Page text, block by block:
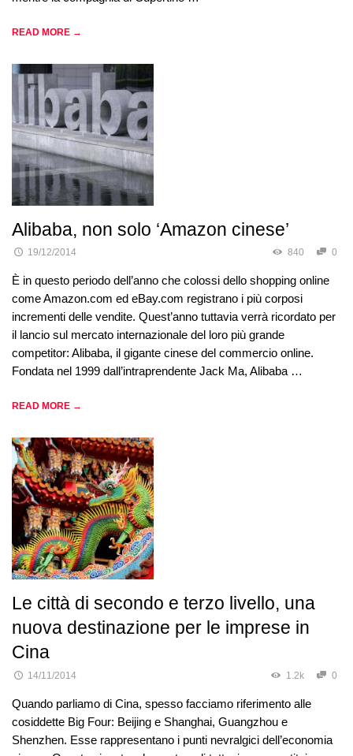
READ MORE →
Alibaba, non solo ‘Amazon cinese’
19/12/2014 840 0
È in questo periodo dell’anno che colossi dello shopping online
come Amazon.com ed eBay.com registrano i più corposi
incrementi delle vendite. Quest’anno tuttavia verrà ricordato per
il lancio sul mercato internazionale del loro più grande
competitor: Alibaba, il gigante cinese del commercio online.
Fondata nel 1999 dall’intraprendente Jack Ma, Alibaba …
READ MORE →
Le città di secondo e terzo livello, una
nuova destinazione per le imprese in
Cina
14/11/2014 1.2k 0
Quando parliamo di Cina, spesso facciamo riferimento alle
cosiddette Big Four: Beijing e Shanghai, Guangzhou e
Shenzhen. Esse rappresentano i punti nevralgici dell’economia